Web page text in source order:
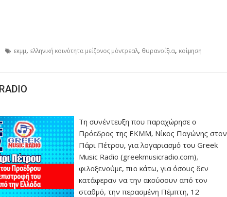
εκμμ, ελληνική κοινότητα μείζονος μόντρεαλ, θυρανοίξια, κοίμηση
Τη συνέντευξη που παραχώρησε ο
Πρόεδρος της ΕΚΜΜ, Νίκος Παγώνης στον
Πάρι Πέτρου, για λογαριασμό του Greek
Music Radio (greekmusicradio.com),
φιλοξενούμε, πιο κάτω, για όσους δεν
κατάφεραν να την ακούσουν από τον
σταθμό, την περασμένη Πέμπτη, 12